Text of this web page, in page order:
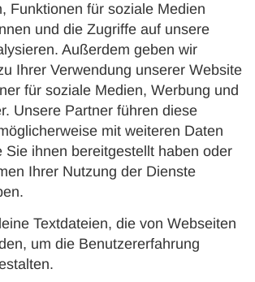
Funktionen für soziale Medien
und die Zugriffe auf unsere
Außerdem geben wir
Ihrer Verwendung unserer Website
für soziale Medien, Werbung und
Unsere Partner führen diese
mit weiteren Daten
Sie ihnen bereitgestellt haben oder
Ihrer Nutzung der Dienste
Textdateien, die von Webseiten
um die Benutzererfahrung